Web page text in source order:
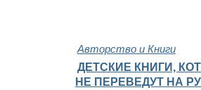
Авторство и Книги
ДЕТСКИЕ КНИГИ,
НЕ ПЕРЕВЕДУТ НА